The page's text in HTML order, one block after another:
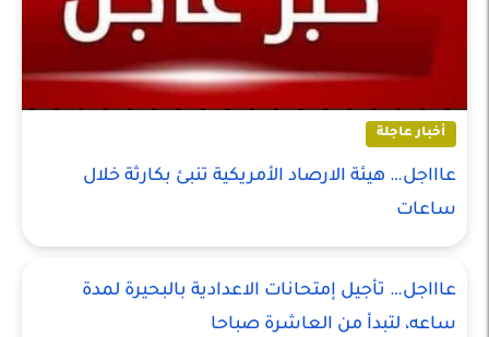
أخبار عاجلة
عاااجل… هيئة الارصاد الأمريكية تنبئ بكارثة خلال
ساعات
عاااجل… تأجيل إمتحانات الاعدادية بالبحيرة لمدة
ساعه، لتبدأ من العاشرة صباحا